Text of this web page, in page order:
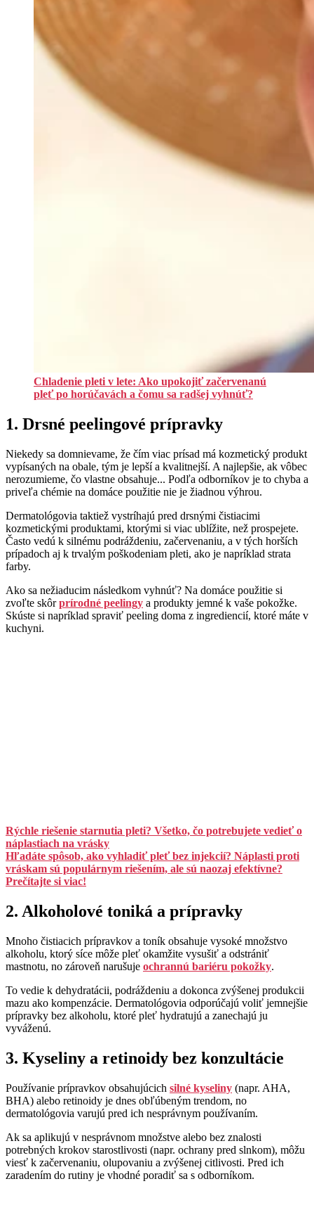
Chladenie pleti v lete: Ako upokojiť začervenanú
pleť po horúčavách a čomu sa radšej vyhnúť?
1. Drsné peelingové prípravky
Niekedy sa domnievame, že čím viac prísad má kozmetický produkt
vypísaných na obale, tým je lepší a kvalitnejší. A najlepšie, ak vôbec
nerozumieme, čo vlastne obsahuje... Podľa odborníkov je to chyba a
priveľa chémie na domáce použitie nie je žiadnou výhrou.
Dermatológovia taktiež vystríhajú pred drsnými čistiacimi
kozmetickými produktami, ktorými si viac ublížite, než prospejete.
Často vedú k silnému podráždeniu, začervenaniu, a v tých horších
prípadoch aj k trvalým poškodeniam pleti, ako je napríklad strata
farby.
Ako sa nežiaducim následkom vyhnúť? Na domáce použitie si
zvoľte skôrprírodné peelingy a produkty jemné k vaše pokožke.
Skúste si napríklad spraviť peeling doma z ingrediencií, ktoré máte v
kuchyni.
Rýchle riešenie starnutia pleti? Všetko, čo potrebujete vedieť o
náplastiach na vrásky
Hľadáte spôsob, ako vyhladiť pleť bez injekcií? Náplasti proti
vráskam sú populárnym riešením, ale sú naozaj efektívne?
Prečítajte si viac!
2. Alkoholové toniká a prípravky
Mnoho čistiacich prípravkov a toník obsahuje vysoké množstvo
alkoholu, ktorý síce môže pleť okamžite vysušiť a odstrániť
mastnotu, no zároveň narušuje ochrannú bariéru pokožky.
To vedie k dehydratácii, podráždeniu a dokonca zvýšenej produkcii
mazu ako kompenzácie. Dermatológovia odporúčajú voliť jemnejšie
prípravky bez alkoholu, ktoré pleť hydratujú a zanechajú ju
vyváženú.
3. Kyseliny a retinoidy bez konzultácie
Používanie prípravkov obsahujúcich silné kyseliny (napr. AHA,
BHA) alebo retinoidy je dnes obľúbeným trendom, no
dermatológovia varujú pred ich nesprávnym používaním.
Ak sa aplikujú v nesprávnom množstve alebo bez znalosti
potrebných krokov starostlivosti (napr. ochrany pred slnkom), môžu
viesť k začervenaniu, olupovaniu a zvýšenej citlivosti. Pred ich
zaradením do rutiny je vhodné poradiť sa s odborníkom.